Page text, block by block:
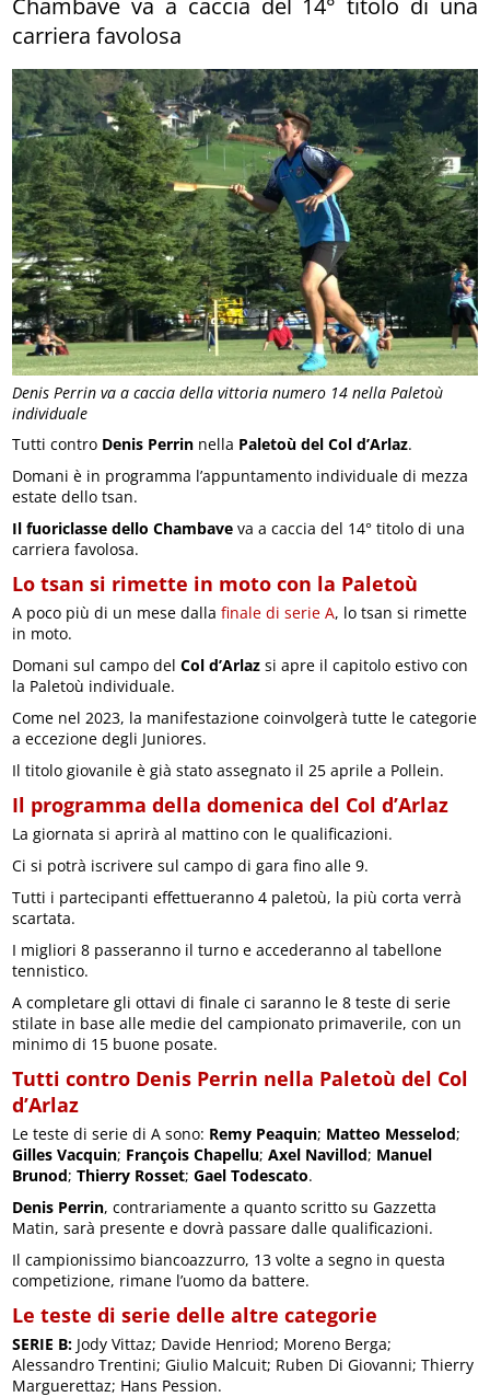
Denis Perrin va a caccia della vittoria numero 14 nella Paletoù
individuale
carriera favolosa
Tutti contro Denis Perrin nella Paletoù del Col d’Arlaz.
Domani è in programma l’appuntamento individuale di mezza
estate dello tsan.
Il fuoriclasse dello Chambave va a caccia del 14° titolo di una
carriera favolosa.
Lo tsan si rimette in moto con la Paletoù
A poco più di un mese dallafinale di serie A, lo tsan si rimette
in moto.
Domani sul campo delCol d’Arlaz si apre il capitolo estivo con
la Paletoù individuale.
Come nel 2023, la manifestazione coinvolgerà tutte le categorie
a eccezione degli Juniores.
Il titolo giovanile è già stato assegnato il 25 aprile a Pollein.
Il programma della domenica del Col d’Arlaz
La giornata si aprirà al mattino con le qualificazioni.
Ci si potrà iscrivere sul campo di gara fino alle 9.
Tutti i partecipanti effettueranno 4 paletoù, la più corta verrà
scartata.
I migliori 8 passeranno il turno e accederanno al tabellone
tennistico.
A completare gli ottavi di finale ci saranno le 8 teste di serie
stilate in base alle medie del campionato primaverile, con un
minimo di 15 buone posate.
Tutti contro Denis Perrin nella Paletoù del Col
d’Arlaz
Le teste di serie di A sono: Remy Peaquin; Matteo Messelod;
Gilles Vacquin; François Chapellu;Axel Navillod; Manuel
Brunod;Thierry Rosset;Gael Todescato.
Denis Perrin, contrariamente a quanto scritto su Gazzetta
Matin, sarà presente e dovrà passare dalle qualificazioni.
Il campionissimo biancoazzurro, 13 volte a segno in questa
competizione, rimane l’uomo da battere.
Le teste di serie delle altre categorie
SERIE B: Jody Vittaz; Davide Henriod; Moreno Berga;
Alessandro Trentini; Giulio Malcuit; Ruben Di Giovanni; Thierry
Marguerettaz; Hans Pession.